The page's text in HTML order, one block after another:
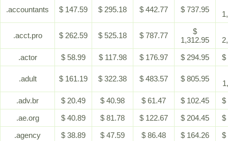
.accountants $ 147.59 $ 295.18 $ 442.77 $ 737.95
.acct.pro $ 262.59 $ 525.18 $ 787.77
$
1,312.95
.actor
$ 58.99 $ 117.98 $ 176.97 $ 294.95 $
.adult $ 161.19 $ 322.38 $ 483.57 $ 805.95
.adv.br
$ 20.49 $ 40.98 $ 61.47 $ 102.45
$
.ae.org
$ 40.89 $ 81.78 $ 122.67 $ 204.45
$
.agency
$ 38.89 $ 47.59 $ 86.48 $ 164.26
$